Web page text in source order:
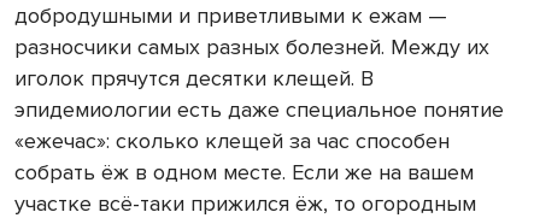
добродушными и приветливыми к ежам —
разносчики самых разных болезней. Между их
иголок прячутся десятки клещей. В
эпидемиологии есть даже специальное понятие
«ежечас»: сколько клещей за час способен
собрать ёж в одном месте. Если же на вашем
участке всё-таки прижился ёж, то огородным